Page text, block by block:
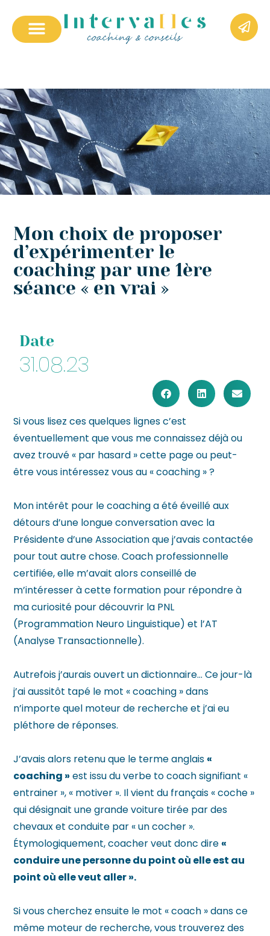
Mon choix de proposer
d’expérimenter le
coaching par une 1ère
séance « en vrai »
Date
31.08.23
Si vous lisez ces quelques lignes c’est
éventuellement que vous me connaissez déjà ou
avez trouvé « par hasard » cette page ou peut-
être vous intéressez vous au « coaching » ?
Mon intérêt pour le coaching a été éveillé aux
détours d’une longue conversation avec la
Présidente d’une Association que j’avais contactée
pour tout autre chose. Coach professionnelle
certifiée, elle m’avait alors conseillé de
m’intéresser à cette formation pour répondre à
ma curiosité pour découvrir la PNL
(Programmation Neuro Linguistique) et l’AT
(Analyse Transactionnelle).
Autrefois j’aurais ouvert un dictionnaire… Ce jour-là
j’ai aussitôt tapé le mot « coaching » dans
n’importe quel moteur de recherche et j’ai eu
pléthore de réponses.
J’avais alors retenu que le terme anglais «
coaching » est issu du verbe to coach signifiant «
entrainer », « motiver ». Il vient du français « coche »
qui désignait une grande voiture tirée par des
chevaux et conduite par « un cocher ».
Étymologiquement, coacher veut donc dire «
conduire une personne du point où elle est au
point où elle veut aller ».
Si vous cherchez ensuite le mot « coach » dans ce
même moteur de recherche, vous trouverez des